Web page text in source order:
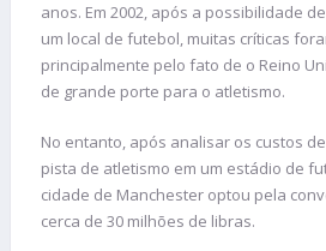
anos. Em 2002, após a possibilidade
um local de futebol, muitas críticas
principalmente pelo fato de o Reino
de grande porte para o atletismo.
No entanto, após analisar os custos
pista de atletismo em um estádio de
cidade de Manchester optou pela
cerca de 30 milhões de libras.